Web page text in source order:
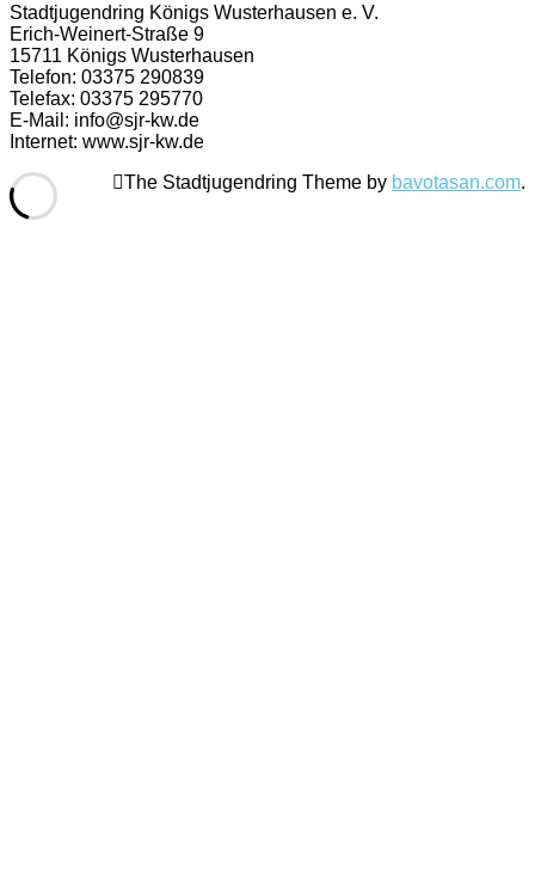
Stadtjugendring Königs Wusterhausen e. V.
Erich-Weinert-Straße 9
15711 Königs Wusterhausen
Telefon: 03375 290839
Telefax: 03375 295770
E-Mail: info@sjr-kw.de
Internet: www.sjr-kw.de
The Stadtjugendring Theme by bavotasan.com.